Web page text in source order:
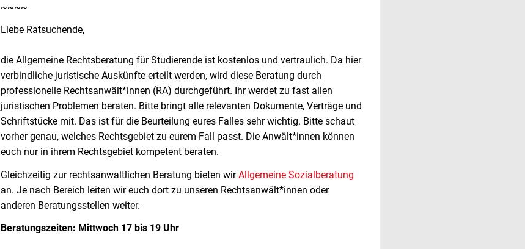
~~~~
Liebe Ratsuchende,
die Allgemeine Rechtsberatung für Studierende ist kostenlos und vertraulich. Da hier
verbindliche juristische Auskünfte erteilt werden, wird diese Beratung durch
professionelle Rechtsanwält*innen (RA) durchgeführt. Ihr werdet zu fast allen
juristischen Problemen beraten. Bitte bringt alle relevanten Dokumente, Verträge und
Schriftstücke mit. Das ist für die Beurteilung eures Falles sehr wichtig. Bitte schaut
vorher genau, welches Rechtsgebiet zu eurem Fall passt. Die Anwält*innen können
euch nur in ihrem Rechtsgebiet kompetent beraten.
Gleichzeitig zur rechtsanwaltlichen Beratung bieten wirAllgemeine Sozialberatung
an. Je nach Bereich leiten wir euch dort zu unseren Rechtsanwält*innen oder
anderen Beratungsstellen weiter.
Beratungszeiten: Mittwoch 17 bis 19 Uhr